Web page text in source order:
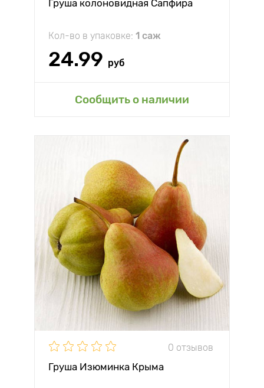
Груша колоновидная Сапфира
Кол-во в упаковке: 1 саж
24.99 руб
Сообщить о наличии
0 отзывов
Груша Изюминка Крыма